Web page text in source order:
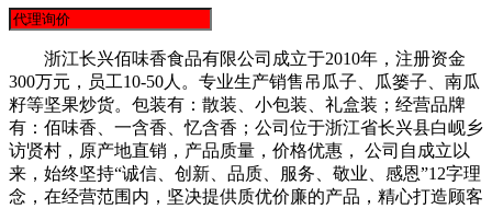
浙江长兴佰味香食品有限公司成立于2010年，注册资金
300万元，员工10-50人。专业生产销售吊瓜子、瓜篓子、南瓜
籽等坚果炒货。包装有：散装、小包装、礼盒装；经营品牌
有：佰味香、一含香、忆含香；公司位于浙江省长兴县白岘乡
访贤村，原产地直销，产品质量，价格优惠， 公司自成立以
来，始终坚持“诚信、创新、品质、服务、敬业、感恩”12字理
念，在经营范围内，坚决提供质优价廉的产品，精心打造顾客